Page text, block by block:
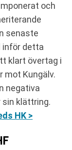
och
senaste
inför detta
klart övertag i
mot Kungälv.
negativa
klättring.
HK >